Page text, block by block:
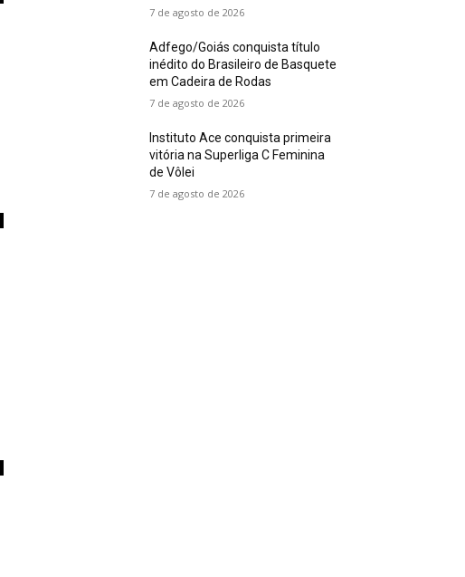
7 de agosto de 2026
Adfego/Goiás conquista título
inédito do Brasileiro de Basquete
em Cadeira de Rodas
7 de agosto de 2026
Instituto Ace conquista primeira
vitória na Superliga C Feminina
de Vôlei
7 de agosto de 2026